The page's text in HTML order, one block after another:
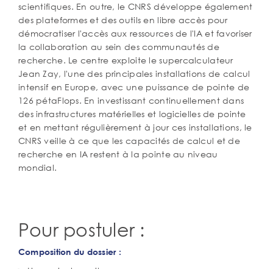
scientifiques. En outre, le CNRS développe également
des plateformes et des outils en libre accès pour
démocratiser l'accès aux ressources de l'IA et favoriser
la collaboration au sein des communautés de
recherche. Le centre exploite le supercalculateur
Jean Zay, l'une des principales installations de calcul
intensif en Europe, avec une puissance de pointe de
126 pétaFlops. En investissant continuellement dans
des infrastructures matérielles et logicielles de pointe
et en mettant régulièrement à jour ces installations, le
CNRS veille à ce que les capacités de calcul et de
recherche en IA restent à la pointe au niveau
mondial.
Pour postuler :
Composition du dossier :